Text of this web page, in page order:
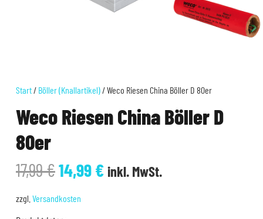
Start/ Böller (Knallartikel)/ Weco Riesen China Böller D 80er
Weco Riesen China Böller D
80er
17,99€Ursprünglicher
Preis
war:
14,99€Aktueller
inkl. MwSt.
zzgl. Versandkosten